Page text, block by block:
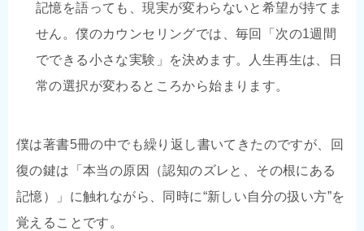
記憶を語っても、現実が変わらないと希望が持てま
せん。僕のカウンセリングでは、毎回「次の1週間
でできる小さな実験」を決めます。人生再生は、日
常の選択が変わるところから始まります。
僕は著書5冊の中でも繰り返し書いてきたのですが、回
復の鍵は「本当の原因（認知のズレと、その根にある
記憶）」に触れながら、同時に“新しい自分の扱い方”を
覚えることです。